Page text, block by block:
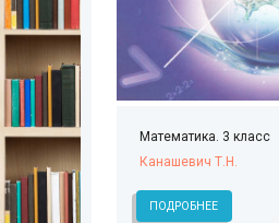
Математика. 3 класс
Канашевич Т.Н.
ПОДРОБНЕЕ